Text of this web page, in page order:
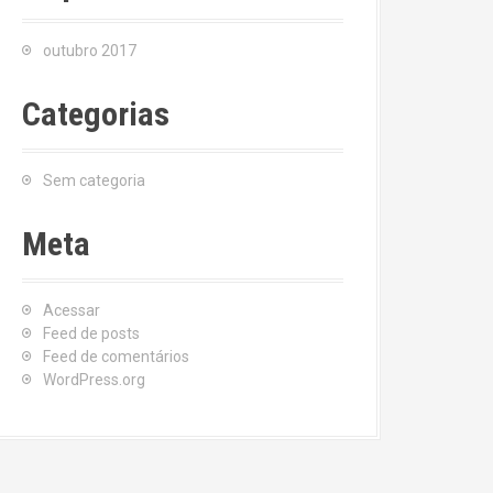
outubro 2017
Categorias
Sem categoria
Meta
Acessar
Feed de posts
Feed de comentários
WordPress.org